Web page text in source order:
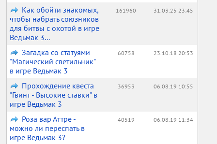
Как обойти знакомых,
чтобы набрать союзников
для битвы с охотой в игре
Ведьмак 3...
161960 31.03.25 23:45
Загадка со статуями
"Магический светильник"
в игре Ведьмак 3
60758 23.10.18 20:53
Прохождение квеста
"Гвинт - Высокие ставки" в
игре Ведьмак 3
36953 06.08.19 10:55
Роза вар Аттре -
можно ли переспать в
игре Ведьмак 3?
40519 06.08.19 11:34